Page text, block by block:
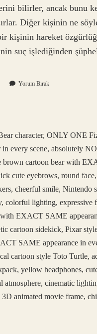
bilirler, ancak bunu
Diğer kişinin ne
kişinin hareket
suç işlediğinden
Yorum Bırak
character, ONLY ONE
every scene, absolutely
brown cartoon bear with
cute eyebrows, round
cheerful smile,
colorful lighting, expressive
EXACT SAME
cartoon sidekick, Pixar
SAME appearance in
cartoon style Toto Turtle,
yellow headphones,
atmosphere, cinematic
3D animated movie frame,